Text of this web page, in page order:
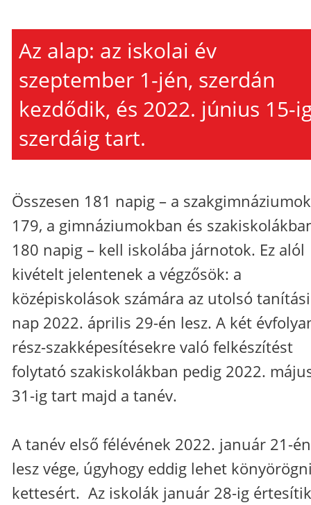
Az alap: az iskolai év
szeptember 1-jén, szerdán
kezdődik, és 2022. június 15-
szerdáig tart.
Összesen 181 napig – a
179, a gimnáziumokban és
180 napig – kell iskolába járnotok. Ez alól
kivételt jelentenek a végzősök: a
középiskolások számára az utolsó tanítási
nap 2022. április 29-én lesz. A két
rész-szakképesítésekre való felkészítést
folytató szakiskolákban pedig 2022.
31-ig tart majd a tanév.
A tanév első félévének 2022. január 21-én
lesz vége, úgyhogy eddig lehet
kettesért. Az iskolák január 28-ig értesítik